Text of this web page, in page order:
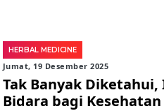
HERBAL MEDICINE
Jumat, 19 Desember 2025
Tak Banyak
Bidara bagi